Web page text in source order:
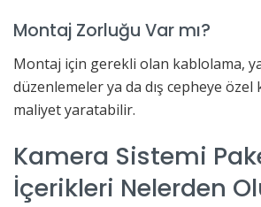
Montaj Zorluğu Var mı?
Montaj için gerekli olan kablolama,
düzenlemeler ya da dış cepheye
maliyet yaratabilir.
Kamera Sistemi
İçerikleri Nelerden